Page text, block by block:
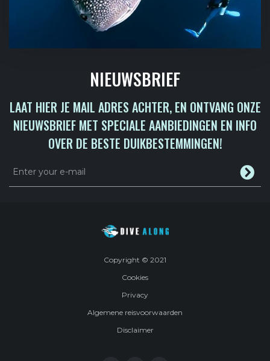
NIEUWSBRIEF
LAAT HIER JE MAIL ADRES ACHTER, EN ONTVANG ONZE
NIEUWSBRIEF MET SPECIALE AANBIEDINGEN EN INFO
OVER DE BESTE DUIKBESTEMMINGEN!
Enter your e-mail
Copyright © 2021
Cookies
Privacy
Algemene reisvoorwaarden
Disclaimer